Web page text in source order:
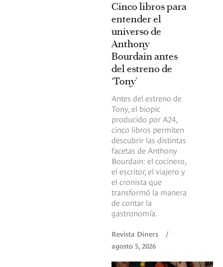
Cinco libros para
entender el
universo de
Anthony
Bourdain antes
del estreno de
‘Tony’
Antes del estreno de
Tony, el biopic
producido por A24,
cinco libros permiten
descubrir las distintas
facetas de Anthony
Bourdain: el cocinero,
el escritor, el viajero y
el cronista que
transformó la manera
de contar la
gastronomía.
Revista Diners
/
agosto 5, 2026